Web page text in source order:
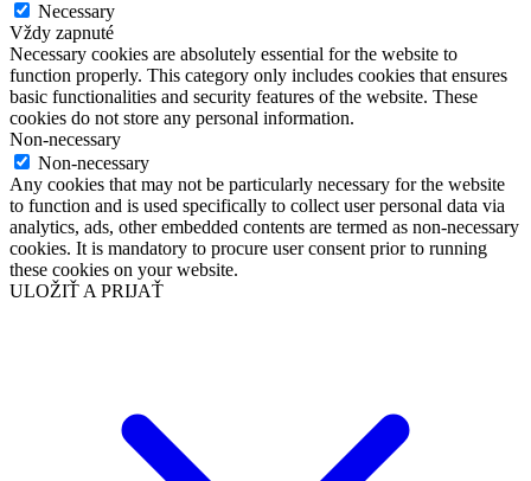
Necessary
Vždy zapnuté
Necessary cookies are absolutely essential for the website to
function properly. This category only includes cookies that ensures
basic functionalities and security features of the website. These
cookies do not store any personal information.
Non-necessary
Non-necessary
Any cookies that may not be particularly necessary for the website
to function and is used specifically to collect user personal data via
analytics, ads, other embedded contents are termed as non-necessary
cookies. It is mandatory to procure user consent prior to running
these cookies on your website.
ULOŽIŤ A PRIJAŤ